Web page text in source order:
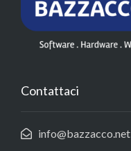
Contattaci
info@bazzacco.net